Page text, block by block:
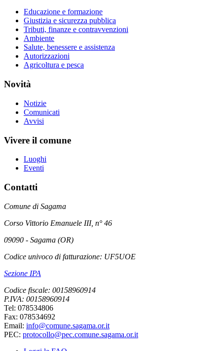
Educazione e formazione
Giustizia e sicurezza pubblica
Tributi, finanze e contravvenzioni
Ambiente
Salute, benessere e assistenza
Autorizzazioni
Agricoltura e pesca
Novità
Notizie
Comunicati
Avvisi
Vivere il comune
Luoghi
Eventi
Contatti
Comune di Sagama
Corso Vittorio Emanuele III, n° 46
09090 - Sagama (OR)
Codice univoco di fatturazione: UF5UOE
Sezione IPA
Codice fiscale: 00158960914
P.IVA: 00158960914
Tel: 078534806
Fax: 078534692
Email: info@comune.sagama.or.it
PEC: protocollo@pec.comune.sagama.or.it